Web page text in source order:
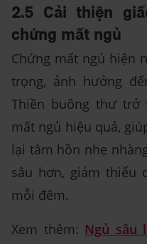
2.5 Cải thiện
chứng mất ngủ
Chứng mất ngủ hiện
trọng, ảnh hưởng
Thiền buông thư trở
mất ngủ hiệu quả,
lại tâm hồn nhẹ
sâu hơn, giảm thiểu
mỗi đêm.
Xem thêm: Ngủ sâu